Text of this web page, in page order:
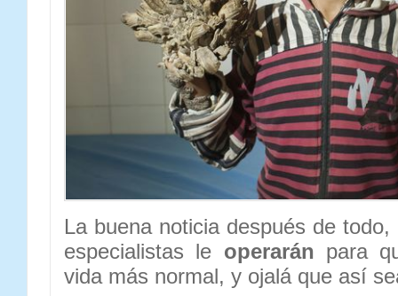
La buena noticia después de
especialistas le operarán para
vida más normal, y ojalá que así